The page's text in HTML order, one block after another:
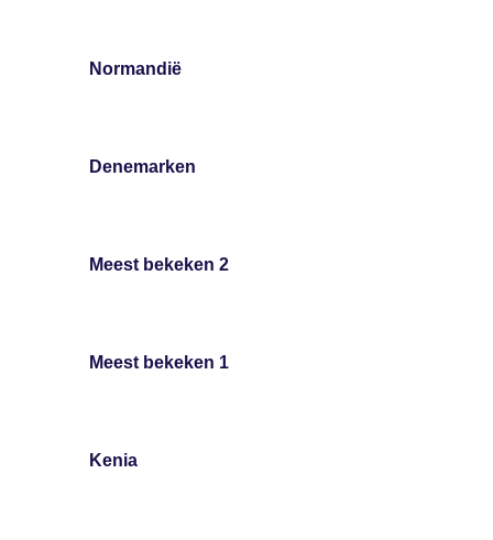
Normandië
Denemarken
Meest bekeken 2
Meest bekeken 1
Kenia